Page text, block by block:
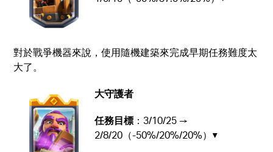
對於戰爭機器來說，使用隨機建築來完成早期任務難度太
大了。
大守護者
任務目標 ：3/10/25 →
2/8/20（-50%/20%/20%）▼